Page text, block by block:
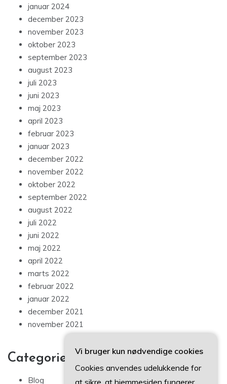
januar 2024
december 2023
november 2023
oktober 2023
september 2023
august 2023
juli 2023
juni 2023
maj 2023
april 2023
februar 2023
januar 2023
december 2022
november 2022
oktober 2022
september 2022
august 2022
juli 2022
juni 2022
maj 2022
april 2022
marts 2022
februar 2022
januar 2022
december 2021
november 2021
Categories
Blog
Vi bruger kun nødvendige cookies
Cookies anvendes udelukkende for
at sikre, at hjemmesiden fungerer